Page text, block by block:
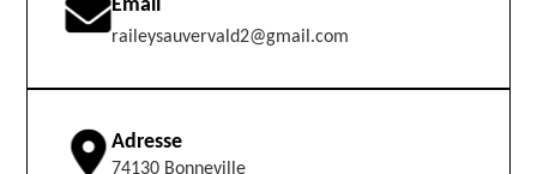
Email
raileysauvervald2@gmail.com
Adresse
74130 Bonneville